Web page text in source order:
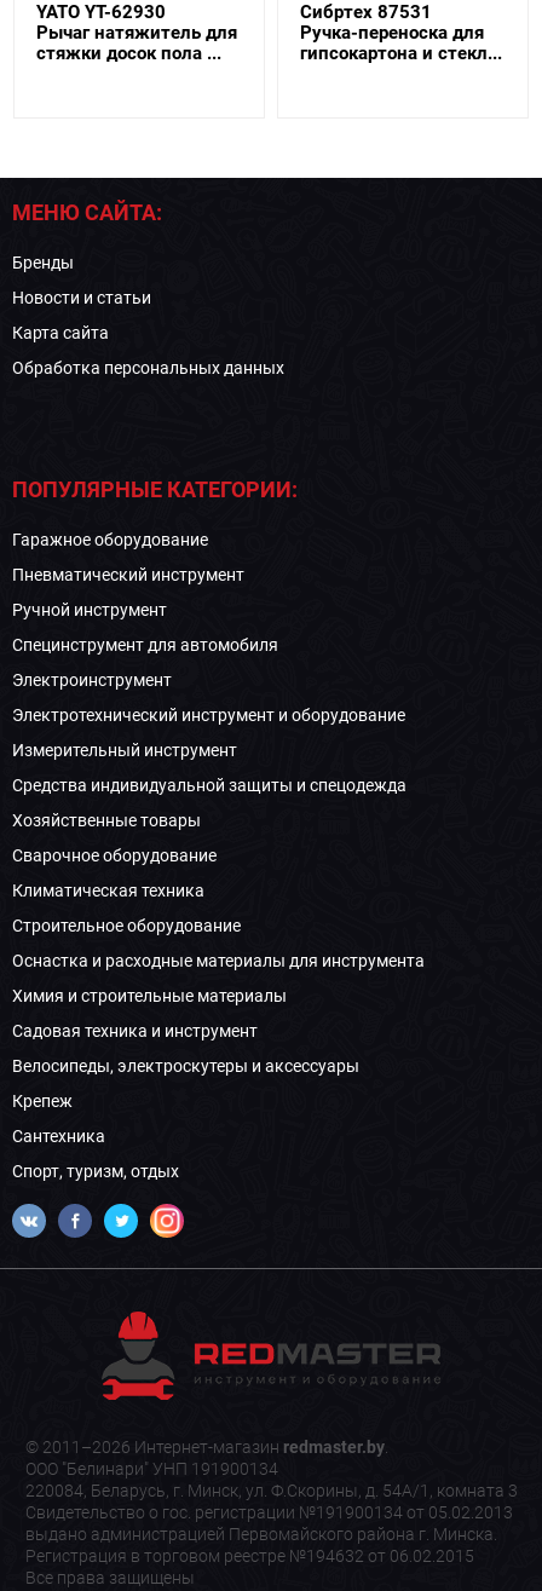
YATO YT-62930
Рычаг натяжитель для
стяжки досок пола ...
Сибртех 87531
Ручка-переноска для
гипсокартона и стекл...
МЕНЮ САЙТА:
Бренды
Новости и статьи
Карта сайта
Обработка персональных данных
ПОПУЛЯРНЫЕ КАТЕГОРИИ:
Гаражное оборудование
Пневматический инструмент
Ручной инструмент
Специнструмент для автомобиля
Электроинструмент
Электротехнический инструмент и оборудование
Измерительный инструмент
Средства индивидуальной защиты и спецодежда
Хозяйственные товары
Сварочное оборудование
Климатическая техника
Строительное оборудование
Оснастка и расходные материалы для инструмента
Химия и строительные материалы
Садовая техника и инструмент
Велосипеды, электроскутеры и аксессуары
Крепеж
Сантехника
Спорт, туризм, отдых
© 2011–2026 Интернет-магазин redmaster.by.
ООО "Белинари" УНП 191900134
220084, Беларусь, г. Минск, ул. Ф.Скорины, д. 54А/1, комната 3
Свидетельство о гос. регистрации №191900134 от 05.02.2013
выдано администрацией Первомайского района г. Минска.
Регистрация в торговом реестре №194632 от 06.02.2015
Все права защищены